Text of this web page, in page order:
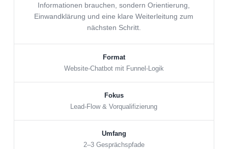
Informationen brauchen, sondern Orientierung,
Einwandklärung und eine klare Weiterleitung zum
nächsten Schritt.
Format
Website-Chatbot mit Funnel-Logik
Fokus
Lead-Flow & Vorqualifizierung
Umfang
2–3 Gesprächspfade